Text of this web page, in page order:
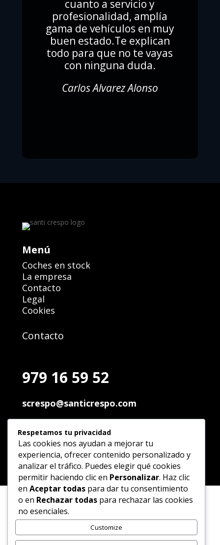
cuanto a servicio y
profesionalidad, amplía
gama de vehículos en muy
buen estado.Te explican
todo para que no te vayas
con ninguna duda.
Carlos Alvarez Alonso
Menú
Coches en stock
La empresa
Contacto
Legal
Cookies
Contacto
979 16 59 52
screspo@santicrespo.com
Pol. Ind. Palencia
C/ Andalucia, 89 34004 Palencia
Financiado por la Unión Europea
Respetamos tu privacidad
Las cookies nos ayudan a mejorar tu
experiencia, ofrecer contenido personalizado y
analizar el tráfico. Puedes elegir qué cookies
permitir haciendo clic en Personalizar. Haz clic
en Aceptar todas para dar tu consentimiento
o en Rechazar todas para rechazar las cookies
no esenciales.
Customize